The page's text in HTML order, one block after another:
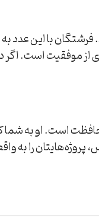
فرشتگان با این
موفقیت است. اگر
و محافظت است.
پروژه‌هایتان را